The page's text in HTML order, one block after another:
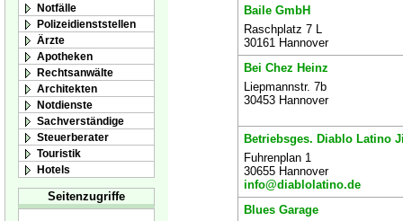
Notfälle
Polizeidienststellen
Ärzte
Apotheken
Rechtsanwälte
Architekten
Notdienste
Sachverständige
Steuerberater
Touristik
Hotels
Seitenzugriffe
Baile GmbH
Raschplatz 7 L
30161 Hannover
Bei Chez Heinz
Liepmannstr. 7b
30453 Hannover
Betriebsges. Diablo Latino
Fuhrenplan 1
30655 Hannover
info@diablolatino.de
Blues Garage